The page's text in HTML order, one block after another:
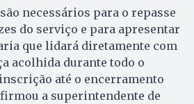
necessários para o repasse
do serviço e para apresentar
que lidará diretamente com
acolhida durante todo o
até o encerramento
a superintendente de